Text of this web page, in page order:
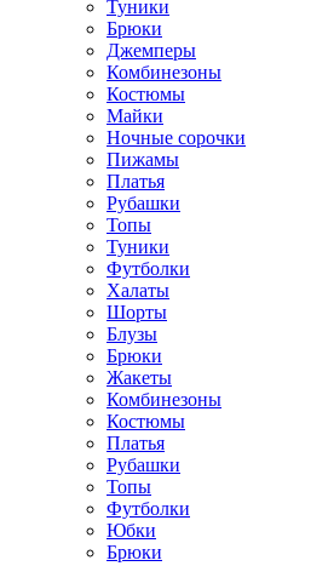
Туники
Брюки
Джемперы
Комбинезоны
Костюмы
Майки
Ночные сорочки
Пижамы
Платья
Рубашки
Топы
Туники
Футболки
Халаты
Шорты
Блузы
Брюки
Жакеты
Комбинезоны
Костюмы
Платья
Рубашки
Топы
Футболки
Юбки
Брюки